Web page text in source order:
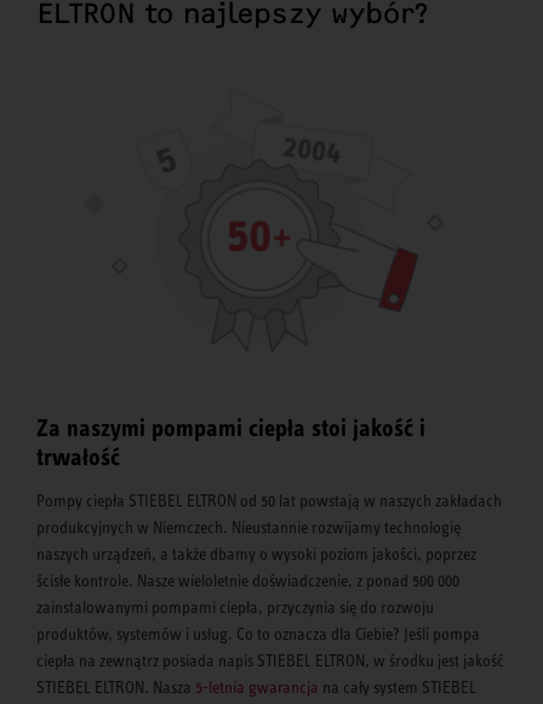
ELTRON to najlepszy wybór?
Za naszymi pompami ciepła stoi jakość i
trwałość
Pompy ciepła STIEBEL ELTRON od 50 lat powstają w naszych zakładach
produkcyjnych w Niemczech. Nieustannie rozwijamy technologię
naszych urządzeń, a także dbamy o wysoki poziom jakości, poprzez
ścisłe kontrole. Nasze wieloletnie doświadczenie, z ponad 500 000
zainstalowanymi pompami ciepła, przyczynia się do rozwoju
produktów, systemów i usług. Co to oznacza dla Ciebie? Jeśli pompa
ciepła na zewnątrz posiada napis STIEBEL ELTRON, w środku jest jakość
STIEBEL ELTRON. Nasza 5-letnia gwarancja na cały system STIEBEL